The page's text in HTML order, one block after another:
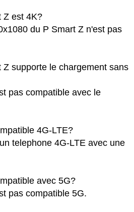
Z est 4K?
du P Smart Z n'est pas
Z supporte le chargement sans
pas compatible avec le
4G-LTE?
telephone 4G-LTE avec une
avec 5G?
pas compatible 5G.